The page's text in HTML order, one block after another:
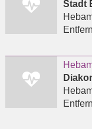
Stadt